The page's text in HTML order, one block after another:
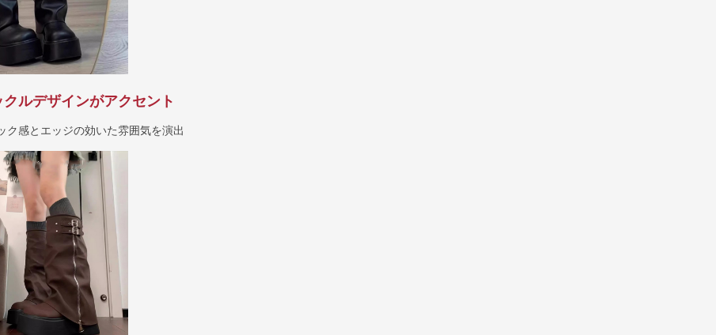
ルデザインがアクセント
ク感とエッジの効いた雰囲気を演出